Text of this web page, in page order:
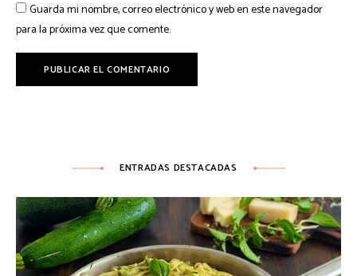
Guarda mi nombre, correo electrónico y web en este navegador
para la próxima vez que comente.
ENTRADAS DESTACADAS